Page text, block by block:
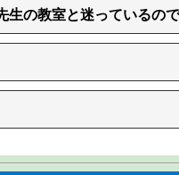
生の教室と迷っているの